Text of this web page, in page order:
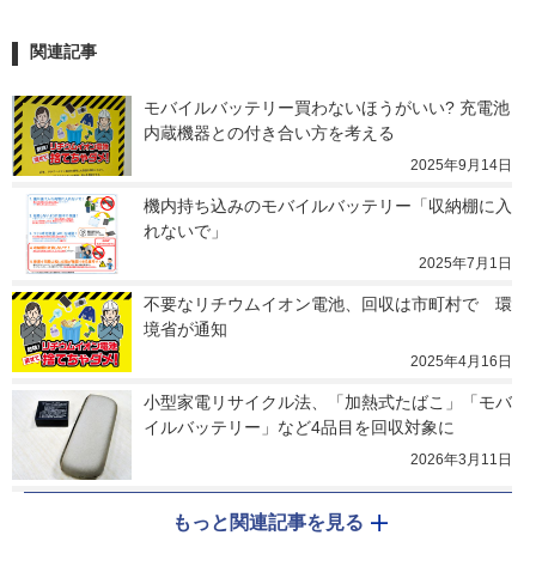
関連記事
モバイルバッテリー買わないほうがいい? 充電池
内蔵機器との付き合い方を考える
2025年9月14日
機内持ち込みのモバイルバッテリー「収納棚に入
れないで」
2025年7月1日
不要なリチウムイオン電池、回収は市町村で　環
境省が通知
2025年4月16日
小型家電リサイクル法、「加熱式たばこ」「モバ
イルバッテリー」など4品目を回収対象に
2026年3月11日
もっと関連記事を見る